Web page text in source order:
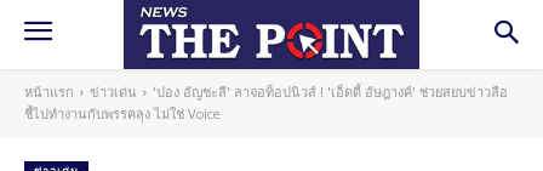
หน้าแรก ข่าวเด่น
'ปอง อัญชะลี' ลาจอท็อปนิวส์ ! 'เอ็ดดี้ อัษฎางค์' ช่วยสยบข่าวลือ
ชี้ไปทำงานกับพรรคลุง ไม่ใช่ Voice